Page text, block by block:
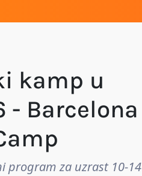
kamp u
- Barcelona
program za uzrast 10-14